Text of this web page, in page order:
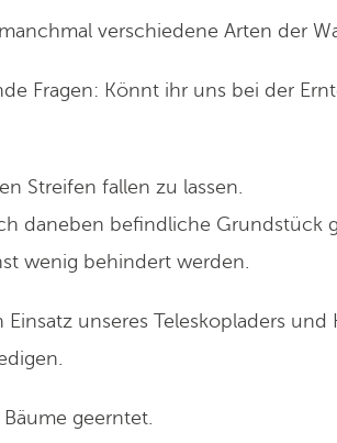
verschiedene Arten der
Fragen: Könnt ihr uns bei der
Streifen fallen zu lassen.
daneben befindliche Grundstück
wenig behindert werden.
unseres Teleskopladers und
Bäume geerntet.